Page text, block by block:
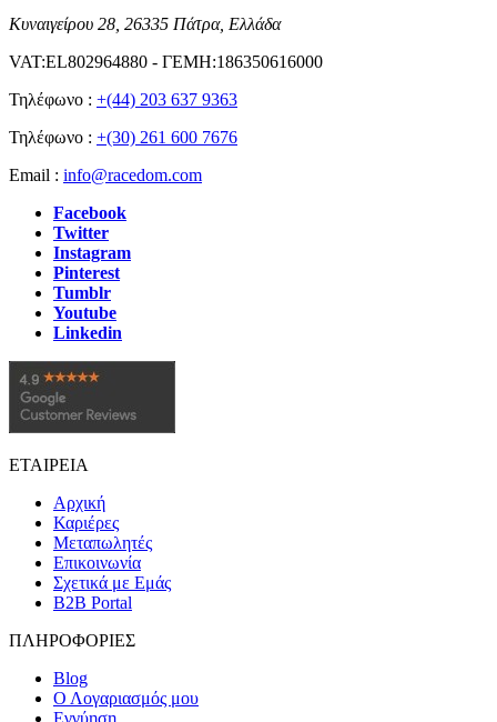
Κυναιγείρου 28, 26335 Πάτρα, Ελλάδα
VAT:EL802964880 - ΓΕΜΗ:186350616000
Τηλέφωνο : +(44) 203 637 9363
Τηλέφωνο : +(30) 261 600 7676
Email : info@racedom.com
Facebook
Twitter
Instagram
Pinterest
Tumblr
Youtube
Linkedin
ΕΤΑΙΡΕΙΑ
Αρχική
Καριέρες
Μεταπωλητές
Επικοινωνία
Σχετικά με Εμάς
B2B Portal
ΠΛΗΡΟΦΟΡΙΕΣ
Blog
Ο Λογαριασμός μου